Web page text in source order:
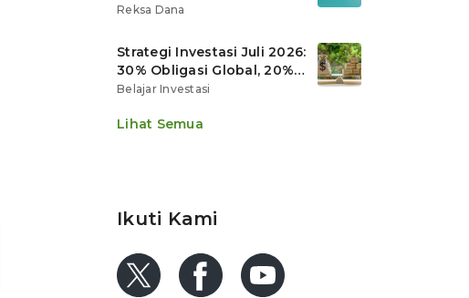
Gerusan Inflasi
Reksa Dana
Strategi Investasi Juli 2026:
30% Obligasi Global, 20%
Emas, Saham Ekspor Jadi
Belajar Investasi
Lihat Semua
Ikuti Kami